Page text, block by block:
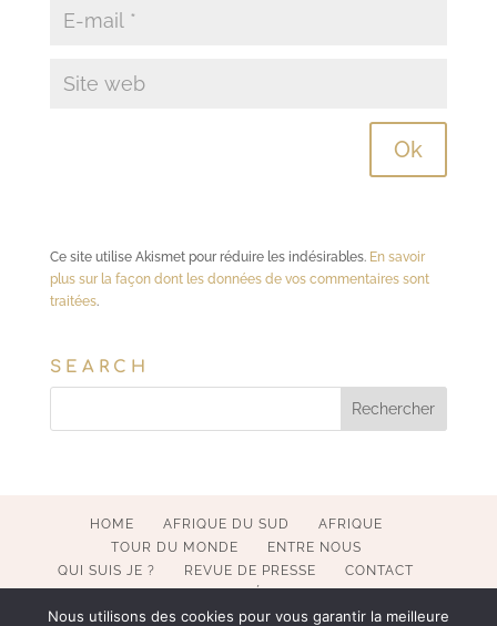
Ce site utilise Akismet pour réduire les indésirables. En savoir
plus sur la façon dont les données de vos commentaires sont
traitées.
SEARCH
HOME AFRIQUE DU SUD
AFRIQUE
TOUR DU MONDE
ENTRE NOUS
QUI SUIS JE ?
REVUE DE PRESSE
CONTACT
Nous utilisons des cookies pour vous garantir la meilleure